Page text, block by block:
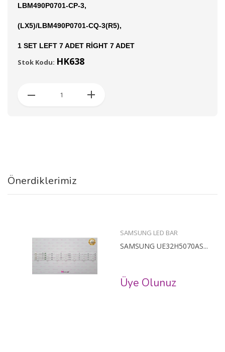
LBM490P0701-CP-3,
(LX5)/LBM490P0701-CQ-3(R5),
1 SET LEFT 7 ADET RİGHT 7 ADET
Stok Kodu: HK638
Önerdiklerimiz
SAMSUNG LED BAR
SAMSUNG UE32H5070AS...
Üye Olunuz